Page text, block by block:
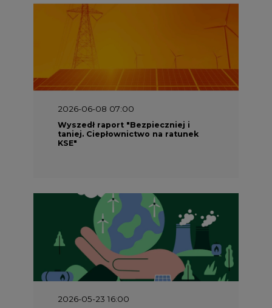
2026-06-08 07:00
Wyszedł raport "Bezpieczniej i
taniej. Ciepłownictwo na ratunek
KSE"
2026-05-23 16:00